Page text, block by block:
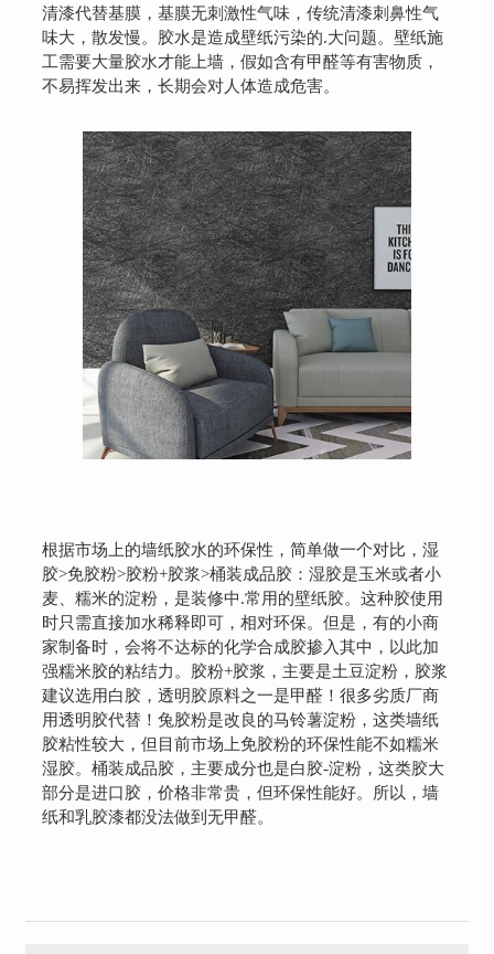
清漆代替基膜，基膜无刺激性气味，传统清漆刺鼻性气
味大，散发慢。胶水是造成壁纸污染的.大问题。壁纸施
工需要大量胶水才能上墙，假如含有甲醛等有害物质，
不易挥发出来，长期会对人体造成危害。
根据市场上的墙纸胶水的环保性，简单做一个对比，湿
胶>免胶粉>胶粉+胶浆>桶装成品胶：湿胶是玉米或者小
麦、糯米的淀粉，是装修中.常用的壁纸胶。这种胶使用
时只需直接加水稀释即可，相对环保。但是，有的小商
家制备时，会将不达标的化学合成胶掺入其中，以此加
强糯米胶的粘结力。胶粉+胶浆，主要是土豆淀粉，胶浆
建议选用白胶，透明胶原料之一是甲醛！很多劣质厂商
用透明胶代替！兔胶粉是改良的马铃薯淀粉，这类墙纸
胶粘性较大，但目前市场上免胶粉的环保性能不如糯米
湿胶。桶装成品胶，主要成分也是白胶-淀粉，这类胶大
部分是进口胶，价格非常贵，但环保性能好。所以，墙
纸和乳胶漆都没法做到无甲醛。